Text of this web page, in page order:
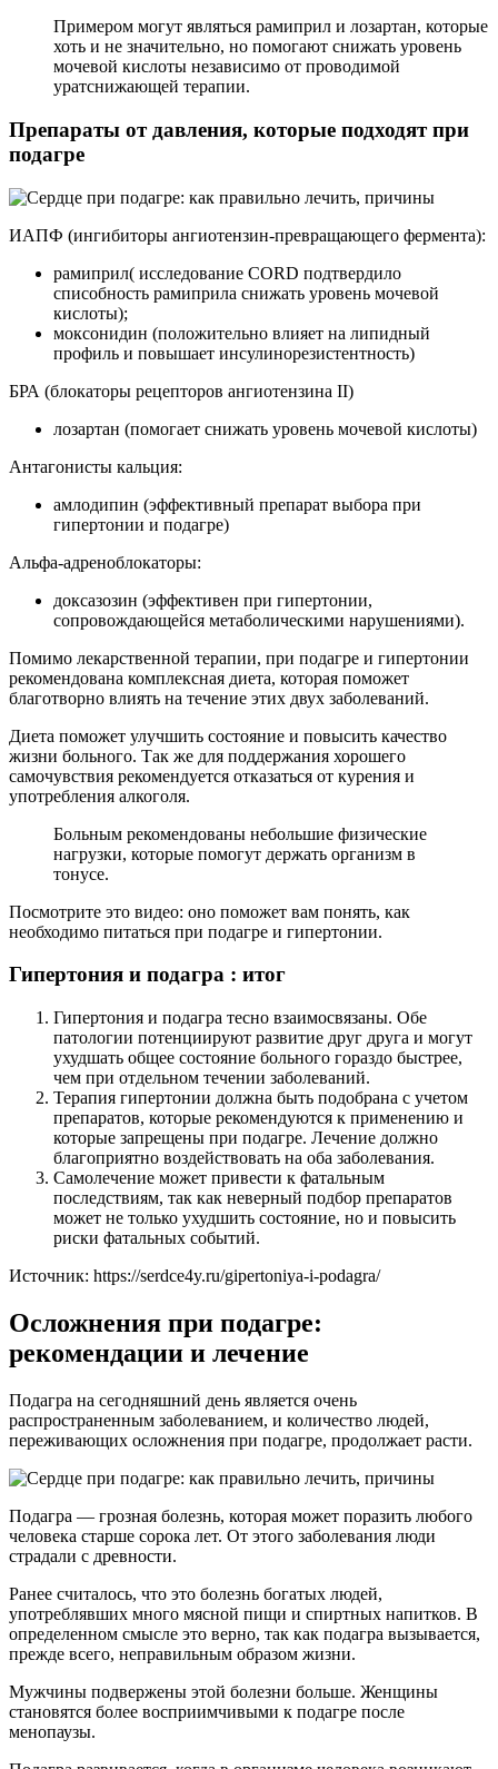
Примером могут являться рамиприл и лозартан, которые
хоть и не значительно, но помогают снижать уровень
мочевой кислоты независимо от проводимой
уратснижающей терапии.
Препараты от давления, которые подходят при
подагре
ИАПФ (ингибиторы ангиотензин-превращающего фермента):
рамиприл( исследование CORD подтвердило
списобность рамиприла снижать уровень мочевой
кислоты);
моксонидин (положительно влияет на липидный
профиль и повышает инсулинорезистентность)
БРА (блокаторы рецепторов ангиотензина II)
лозартан (помогает снижать уровень мочевой кислоты)
Антагонисты кальция:
амлодипин (эффективный препарат выбора при
гипертонии и подагре)
Альфа-адреноблокаторы:
доксазозин (эффективен при гипертонии,
сопровождающейся метаболическими нарушениями).
Помимо лекарственной терапии, при подагре и гипертонии
рекомендована комплексная диета, которая поможет
благотворно влиять на течение этих двух заболеваний.
Диета поможет улучшить состояние и повысить качество
жизни больного. Так же для поддержания хорошего
самочувствия рекомендуется отказаться от курения и
употребления алкоголя.
Больным рекомендованы небольшие физические
нагрузки, которые помогут держать организм в
тонусе.
Посмотрите это видео: оно поможет вам понять, как
необходимо питаться при подагре и гипертонии.
Гипертония и подагра : итог
Гипертония и подагра тесно взаимосвязаны. Обе
патологии потенциируют развитие друг друга и могут
ухудшать общее состояние больного гораздо быстрее,
чем при отдельном течении заболеваний.
Терапия гипертонии должна быть подобрана с учетом
препаратов, которые рекомендуются к применению и
которые запрещены при подагре. Лечение должно
благоприятно воздействовать на оба заболевания.
Самолечение может привести к фатальным
последствиям, так как неверный подбор препаратов
может не только ухудшить состояние, но и повысить
риски фатальных событий.
Источник: https://serdce4y.ru/gipertoniya-i-podagra/
Осложнения при подагре:
рекомендации и лечение
Подагра на сегодняшний день является очень
распространенным заболеванием, и количество людей,
переживающих осложнения при подагре, продолжает расти.
Подагра — грозная болезнь, которая может поразить любого
человека старше сорока лет. От этого заболевания люди
страдали с древности.
Ранее считалось, что это болезнь богатых людей,
употреблявших много мясной пищи и спиртных напитков. В
определенном смысле это верно, так как подагра вызывается,
прежде всего, неправильным образом жизни.
Мужчины подвержены этой болезни больше. Женщины
становятся более восприимчивыми к подагре после
менопаузы.